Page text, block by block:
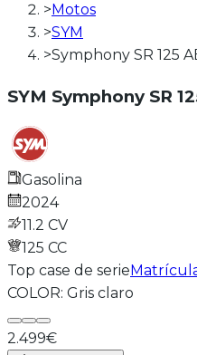
>Motos
>SYM
>Symphony SR 125
SYM Symphony SR
Gasolina
2024
11.2 CV
125 CC
Top case de serie
COLOR: Gris claro
2.499€